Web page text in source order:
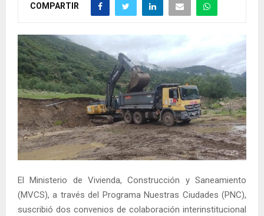
COMPARTIR
El Ministerio de Vivienda, Construcción y Saneamiento
(MVCS), a través del Programa Nuestras Ciudades (PNC),
suscribió dos convenios de colaboración interinstitucional